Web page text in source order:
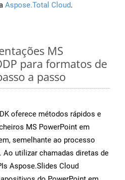
Aspose.Total Cloud.
MS
para formatos de
a passo
oferece métodos rápidos e
MS PowerPoint em
semelhante ao processo
Ao utilizar chamadas diretas de
Aspose.Slides Cloud